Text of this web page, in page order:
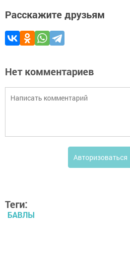
Расскажите друзьям
Нет комментариев
Авторизоваться
Теги:
БАВЛЫ